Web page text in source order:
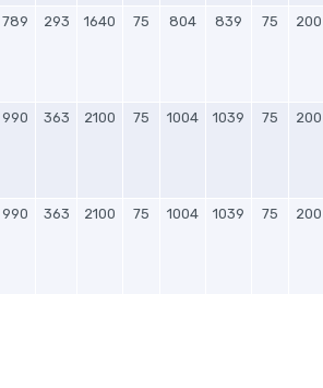
789 293 1640 75 804 839 75 200
990 363 2100 75 1004 1039 75 200
990 363 2100 75 1004 1039 75 200